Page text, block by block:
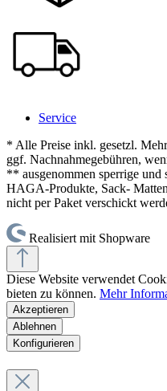
Service
* Alle Preise inkl. gesetzl.
ggf. Nachnahmegebühren,
** ausgenommen sperrige
HAGA-Produkte, Sack-
nicht per Paket verschickt
Realisiert mit Shopware
Diese Website verwendet
bieten zu können. Mehr
Akzeptieren
Ablehnen
Konfigurieren